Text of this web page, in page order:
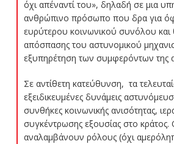
όχι απέναντί του», δηλαδή σε μια
ανθρώπινο πρόσωπο που δρα για
ευρύτερου κοινωνικού συνόλου και
απόσπασης του αστυνομικού
εξυπηρέτηση των συμφερόντων της
Σε αντίθετη κατεύθυνση, τα
εξειδικευμένες δυνάμεις
συνθήκες κοινωνικής ανισότητας,
συγκέντρωσης εξουσίας στο κράτος.
αναλαμβάνουν ρόλους (όχι